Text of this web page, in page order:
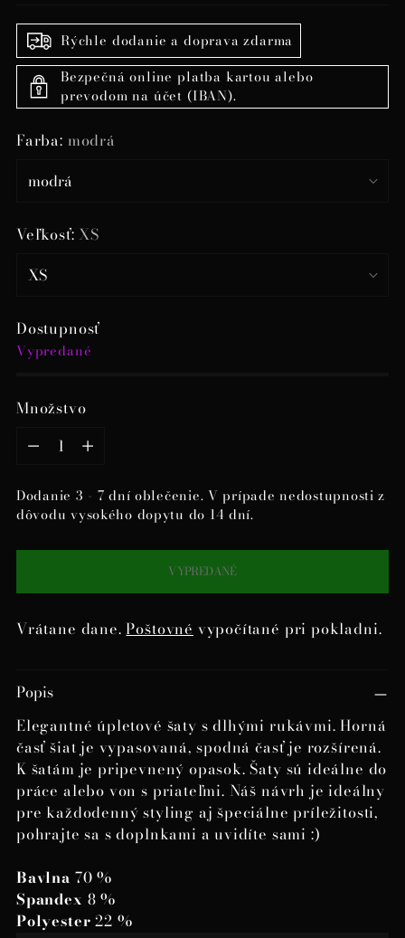
Rýchle dodanie a doprava zdarma
Bezpečná online platba kartou alebo
prevodom na účet (IBAN).
Farba: modrá
Veľkosť:XS
Dostupnosť
Vypredané
Množstvo
Množstvo
Dodanie 3 - 7 dní oblečenie. V prípade nedostupnosti z
dôvodu vysokého dopytu do 14 dní.
VYPREDANÉ
Vrátane dane.Poštovnévypočítané pri pokladni.
produktu
do
košíka
Popis
Elegantné úpletové šaty s dlhými rukávmi. Horná
časť šiat je vypasovaná, spodná časť je rozšírená.
K šatám je pripevnený opasok. Šaty sú ideálne do
práce alebo von s priateľmi. Náš návrh je ideálny
pre každodenný styling aj špeciálne príležitosti,
pohrajte sa s doplnkami a uvidíte sami :)
Bavlna70 %
Spandex 8 %
Polyester 22 %